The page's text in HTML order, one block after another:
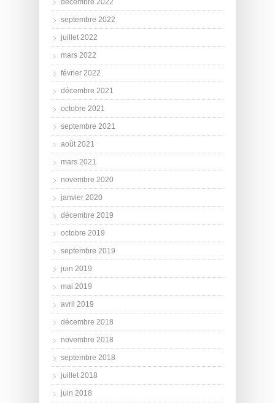
décembre 2022
septembre 2022
juillet 2022
mars 2022
février 2022
décembre 2021
octobre 2021
septembre 2021
août 2021
mars 2021
novembre 2020
janvier 2020
décembre 2019
octobre 2019
septembre 2019
juin 2019
mai 2019
avril 2019
décembre 2018
novembre 2018
septembre 2018
juillet 2018
juin 2018